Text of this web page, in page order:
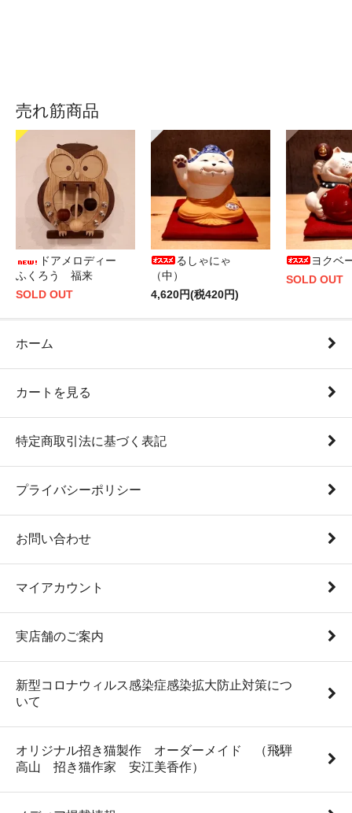
売れ筋商品
ドアメロディー
ふくろう 福来
SOLD OUT
るしゃにゃ
（中）
4,620円(税420円)
ヨクベ
SOLD OUT
ホーム
カートを見る
特定商取引法に基づく表記
プライバシーポリシー
お問い合わせ
マイアカウント
実店舗のご案内
新型コロナウィルス感染症感染拡大防止対策につ
いて
オリジナル招き猫製作 オーダーメイド （飛騨
高山 招き猫作家 安江美香作）